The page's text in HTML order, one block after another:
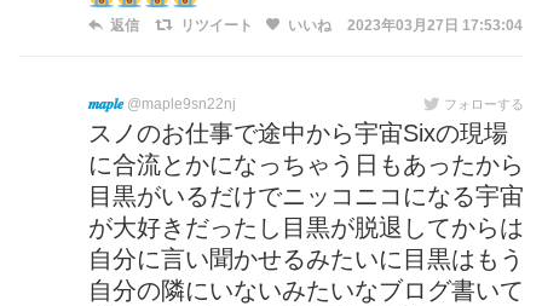
返信 リツイート いいね 2023年03月27日 17:53:04
𝒎𝒂𝒑𝒍𝒆 @maple9sn22nj フォローする
スノのお仕事で途中から宇宙Sixの現場
に合流とかになっちゃう日もあったから
目黒がいるだけでニッコニコになる宇宙
が大好きだったし目黒が脱退してからは
自分に言い聞かせるみたいに目黒はもう
自分の隣にいないみたいなブログ書いて